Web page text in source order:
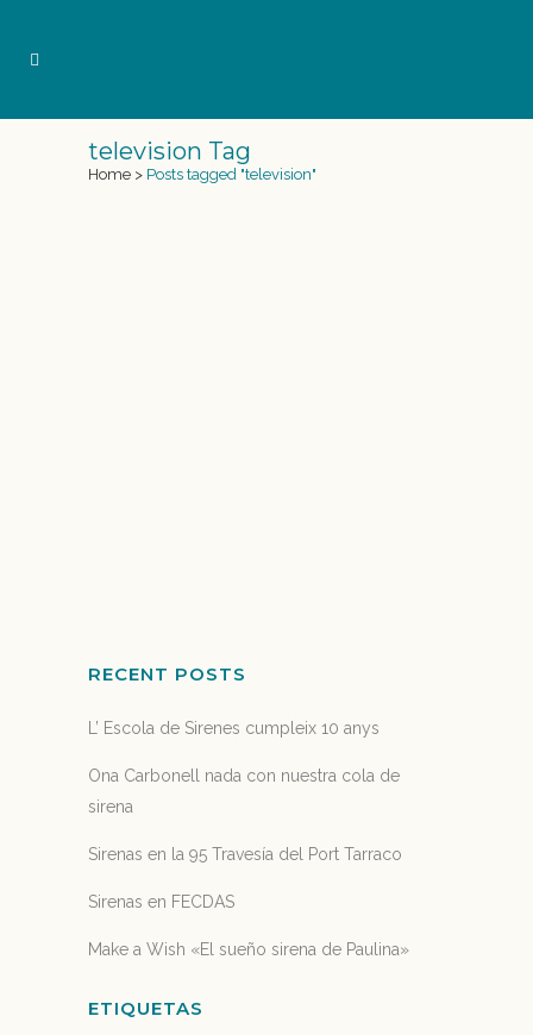
television Tag
Home > Posts tagged "television"
RECENT POSTS
L’ Escola de Sirenes cumpleix 10 anys
Ona Carbonell nada con nuestra cola de
sirena
Sirenas en la 95 Travesía del Port Tarraco
Sirenas en FECDAS
Make a Wish «El sueño sirena de Paulina»
ETIQUETAS